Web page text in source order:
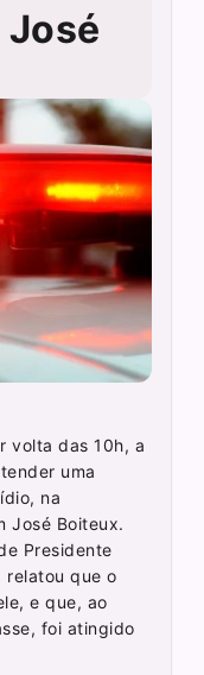
volta das 10h, a
uma
na
José Boiteux.
Presidente
relatou que o
e que, ao
foi atingido